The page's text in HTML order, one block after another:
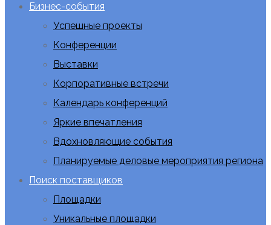
Бизнес-события
Успешные проекты
Конференции
Выставки
Корпоративные встречи
Календарь конференций
Яркие впечатления
Вдохновляющие события
Планируемые деловые мероприятия региона
Поиск поставщиков
Площадки
Уникальные площадки